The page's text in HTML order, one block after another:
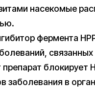
насекомые
фермента
блокирует
заболевания в